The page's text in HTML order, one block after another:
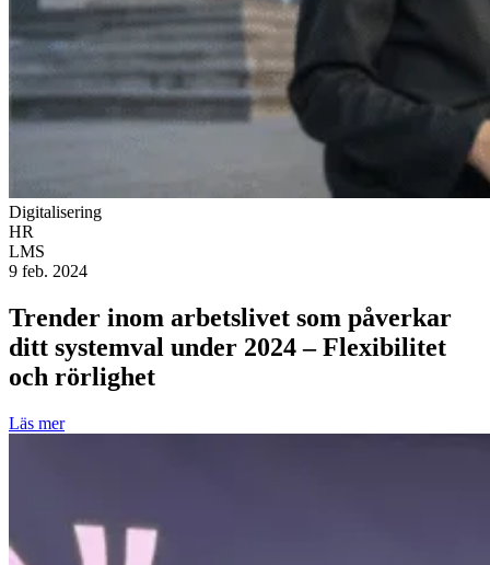
Digitalisering
HR
LMS
9 feb. 2024
Trender inom arbetslivet som påverkar
ditt systemval under 2024 – Flexibilitet
och rörlighet
Läs mer